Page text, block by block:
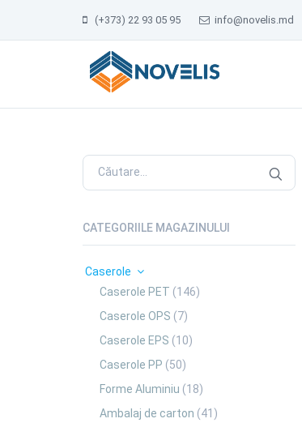
(+373) 22 93 05 95 info@novelis.md
CATEGORIILE MAGAZINULUI
Caserole
Caserole PET (146)
Caserole OPS (7)
Caserole EPS (10)
Caserole PP (50)
Forme Aluminiu (18)
Ambalaj de carton (41)